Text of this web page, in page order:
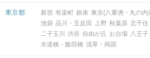
東京都 新宿 有楽町 銀座 東京(八重洲・丸の内)
池袋 品川・五反田 上野 秋葉原 北千住
二子玉川
渋谷 自由が丘 お台場 八王子
水道橋・飯田橋 浅草・両国